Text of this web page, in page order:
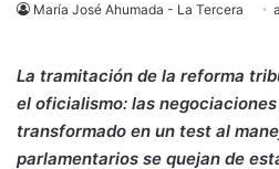
María José Ahumada - La Tercera
La tramitación de la reforma
el oficialismo: las
transformado en un test al
parlamentarios se quejan de